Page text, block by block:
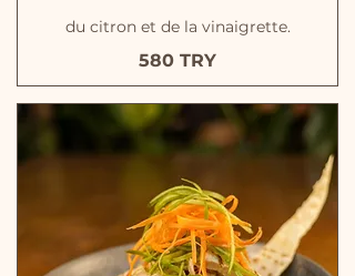
du citron et de la vinaigrette.
580 TRY